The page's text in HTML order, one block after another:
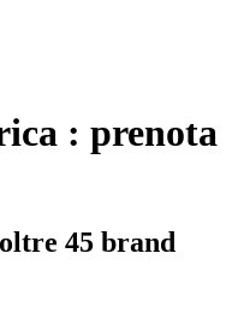
: prenota
45 brand